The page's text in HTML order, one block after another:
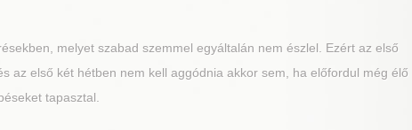
melyet szabad szemmel egyáltalán nem észlel. Ezért az első
az első két hétben nem kell aggódnia akkor sem, ha előfordul még élő
tapasztal.